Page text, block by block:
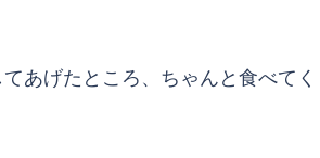
あげたところ、ちゃんと食べてく